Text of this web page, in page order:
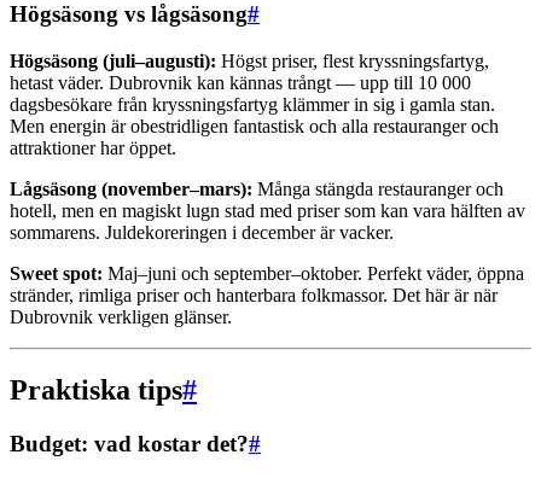
Högsäsong vs lågsäsong#
Högsäsong (juli–augusti): Högst priser, flest kryssningsfartyg,
hetast väder. Dubrovnik kan kännas trångt — upp till 10 000
dagsbesökare från kryssningsfartyg klämmer in sig i gamla stan.
Men energin är obestridligen fantastisk och alla restauranger och
attraktioner har öppet.
Lågsäsong (november–mars): Många stängda restauranger och
hotell, men en magiskt lugn stad med priser som kan vara hälften av
sommarens. Juldekoreringen i december är vacker.
Sweet spot: Maj–juni och september–oktober. Perfekt väder, öppna
stränder, rimliga priser och hanterbara folkmassor. Det här är när
Dubrovnik verkligen glänser.
Praktiska tips#
Budget: vad kostar det?#